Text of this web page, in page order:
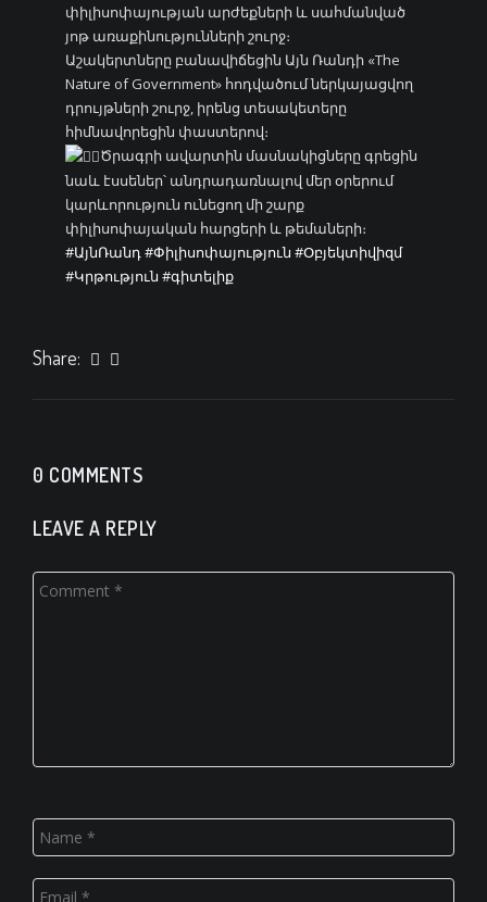
փիլիսոփայության արժեքների և սահմանված
յոթ առաքինությունների շուրջ։
Աշակերտները բանավիճեցին Այն Ռանդի «The
Nature of Government» հոդվածում ներկայացվող
դրույթների շուրջ, իրենց տեսակետերը
հիմնավորեցին փաստերով։
Ծրագրի ավարտին մասնակիցները գրեցին
նաև էսսեներ՝ անդրադառնալով մեր օրերում
կարևորություն ունեցող մի շարք
փիլիսոփայական հարցերի և թեմաների։
#ԱյնՌանդ#Փիլիսոփայություն #Օբյեկտիվիզմ
#Կրթություն #գիտելիք
Share:
0 COMMENTS
LEAVE A REPLY